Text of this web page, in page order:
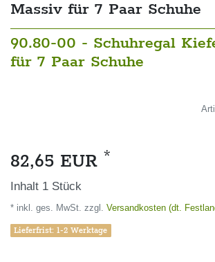
Massiv für 7 Paar Schuhe
90.80-00 - Schuhregal
für 7 Paar Schuhe
82,65 EUR *
Inhalt 1 Stück
* inkl. ges. MwSt. zzgl. Versandkosten (dt.
Lieferfrist: 1-2 Werktage